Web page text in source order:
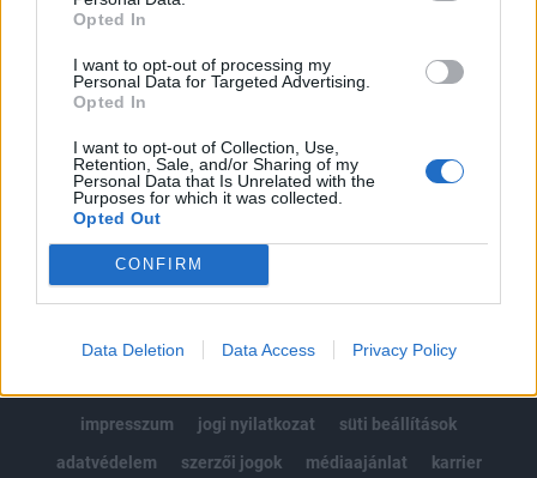
Opted In
I want to opt-out of processing my
Personal Data for Targeted Advertising.
Opted In
I want to opt-out of Collection, Use,
Retention, Sale, and/or Sharing of my
Personal Data that Is Unrelated with the
Purposes for which it was collected.
Opted Out
CONFIRM
Data Deletion Data Access Privacy Policy
Kötéslisták: BÉT elmúlt 2 év napon belüli
MÁR ELŐFIZETŐNK VAGY?BEJELENTKEZÉS
impresszum
jogi nyilatkozat
süti beállítások
adatvédelem
szerzői jogok médiaajánlat karrier